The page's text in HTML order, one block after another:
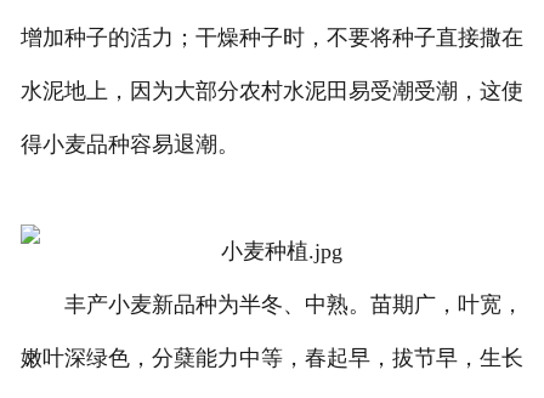
增加种子的活力；干燥种子时，不要将种子直接撒在
水泥地上，因为大部分农村水泥田易受潮受潮，这使
得小麦品种容易退潮。
丰产小麦新品种为半冬、中熟。苗期广，叶宽，
嫩叶深绿色，分蘖能力中等，春起早，拔节早，生长